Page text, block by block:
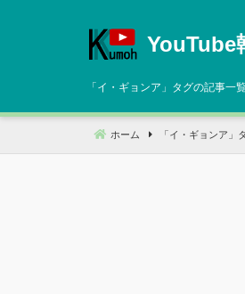
へ
動
YouTube
「 イ・ギョンア 」タグの記事一
ホーム 「 イ・ギョンア 」